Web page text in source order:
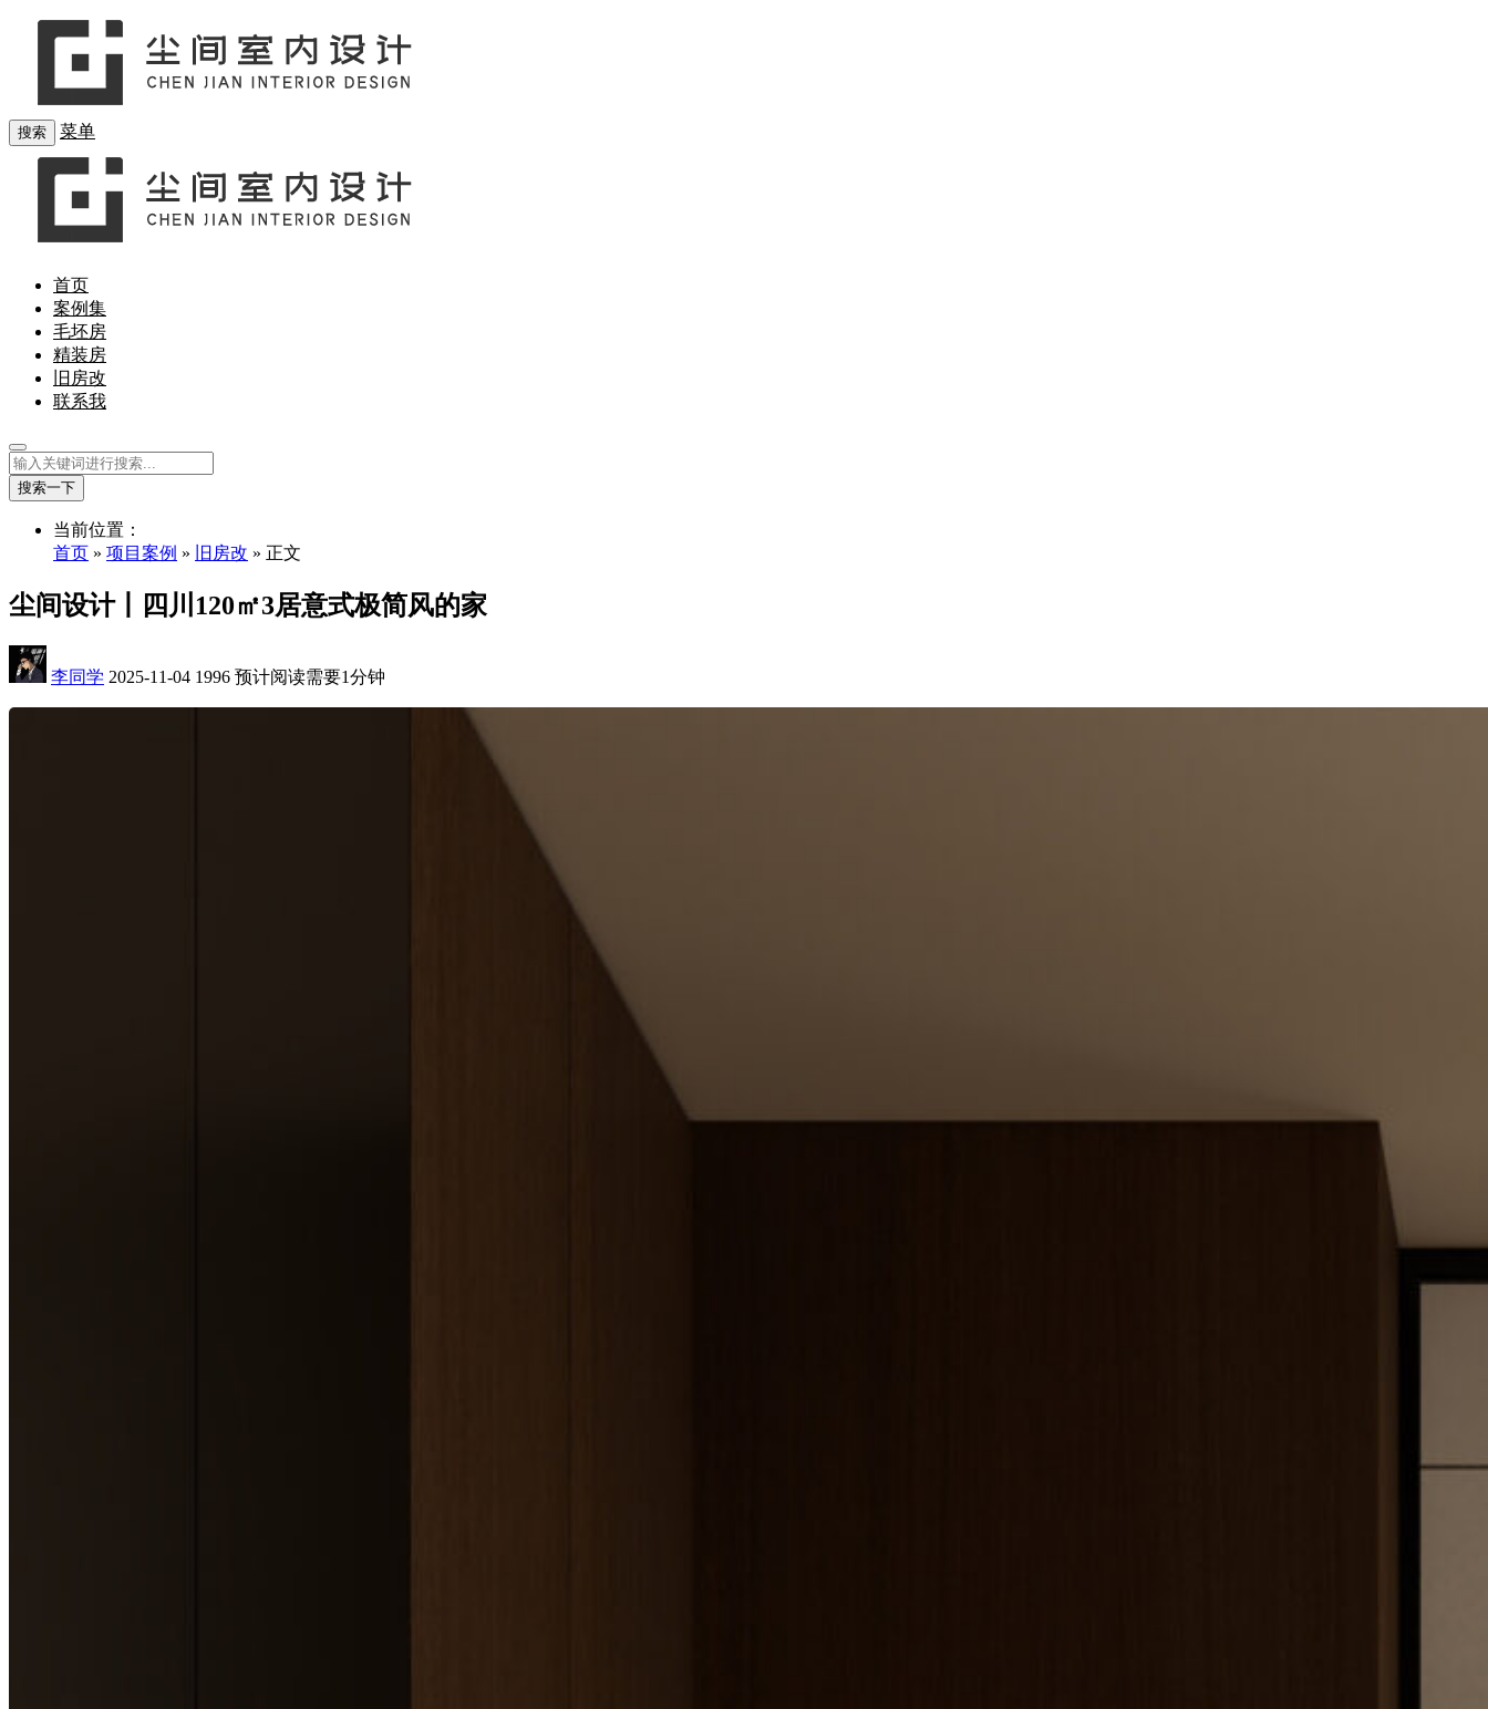
搜索 菜单
首页
案例集
毛坯房
精装房
旧房改
联系我
搜索一下
当前位置：
首页 » 项目案例 » 旧房改 » 正文
尘间设计丨四川120㎡3居意式极简风的家
李同学 2025-11-04 1996 预计阅读需要1分钟